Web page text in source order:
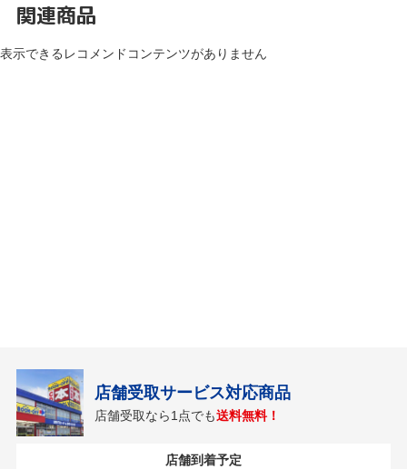
関連商品
表示できるレコメンドコンテンツがありません
店舗受取サービス対応商品
店舗受取なら1点でも送料無料！
店舗到着予定